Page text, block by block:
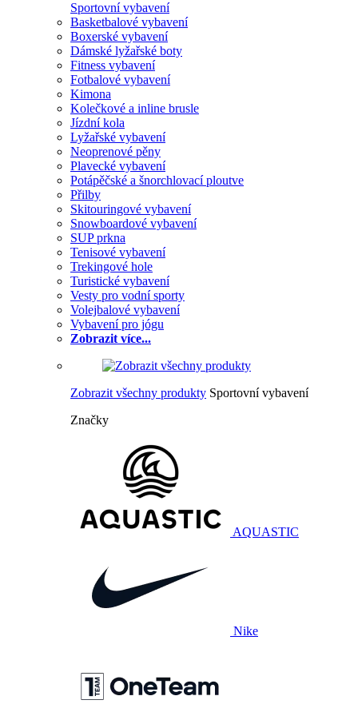
Sportovní vybavení
Basketbalové vybavení
Boxerské vybavení
Dámské lyžařské boty
Fitness vybavení
Fotbalové vybavení
Kimona
Kolečkové a inline brusle
Jízdní kola
Lyžařské vybavení
Neoprenové pěny
Plavecké vybavení
Potápěčské a šnorchlovací ploutve
Přilby
Skitouringové vybavení
Snowboardové vybavení
SUP prkna
Tenisové vybavení
Trekingové hole
Turistické vybavení
Vesty pro vodní sporty
Volejbalové vybavení
Vybavení pro jógu
Zobrazit více...
Zobrazit všechny produkty Sportovní vybavení
Značky
AQUASTIC
Nike